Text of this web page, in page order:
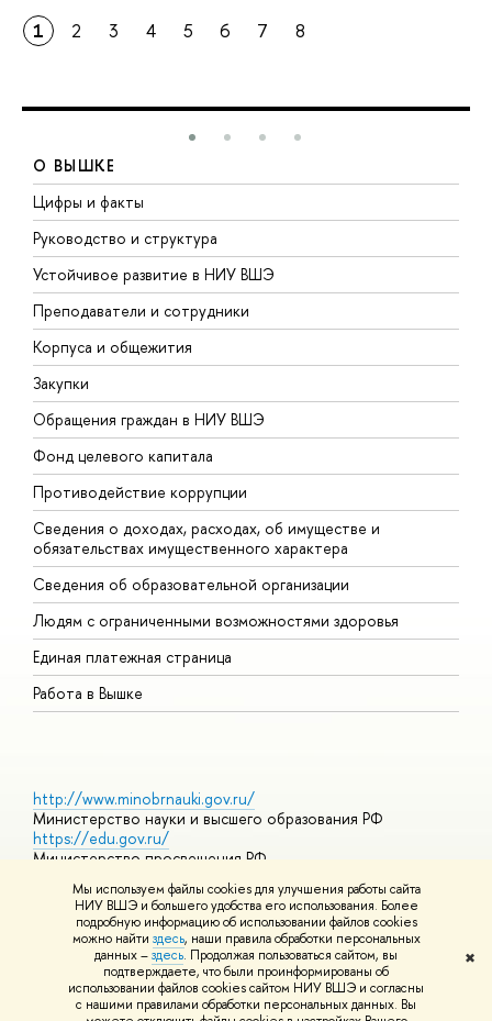
Мы используем файлы cookies для улучшения работы сайта
НИУ ВШЭ и большего удобства его использования. Более
подробную информацию об использовании файлов cookies
можно найти здесь, наши правила обработки персональных
данных –здесь. Продолжая пользоваться сайтом, вы
подтверждаете, что были проинформированы об
использовании файлов cookies сайтом НИУ ВШЭ и согласны
с нашими правилами обработки персональных данных. Вы
✖
1 2 3 4 5 6 7 8
О ВЫШКЕ
Цифры и факты
Руководство и структура
Устойчивое развитие в НИУ ВШЭ
Преподаватели и сотрудники
Корпуса и общежития
Закупки
Обращения граждан в НИУ ВШЭ
Фонд целевого капитала
Противодействие коррупции
Сведения о доходах, расходах, об имуществе и
обязательствах имущественного характера
Сведения об образовательной организации
Людям с ограниченными возможностями здоровья
Единая платежная страница
Работа в Вышке
http://www.minobrnauki.gov.ru/
Министерство науки и высшего образования РФ
https://edu.gov.ru/
Министерство просвещения РФ
https://elearning.hse.ru/mooc
Массовые открытые онлайн-курсы
© НИУ ВШЭ 1993–2026 Адреса и контактыУсловия
использования материалов Политика конфиденциальности
Шрифты HSE Sans и HSE Slab разработаны вШколе дизайна НИУ